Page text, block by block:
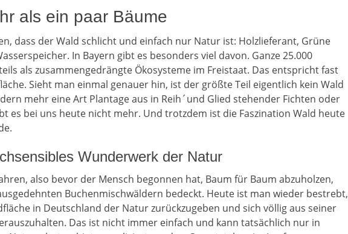
als ein paar Bäume
dass der Wald schlicht und einfach nur Natur ist: Holzlieferant, Grüne
In Bayern gibt es besonders viel davon. Ganze 25.000
als zusammengedrängte Ökosysteme im Freistaat. Das entspricht fast
Sieht man einmal genauer hin, ist der größte Teil eigentlich kein Wald
mehr eine Art Plantage aus in Reih´und Glied stehender Fichten oder
es bei uns heute nicht mehr. Und trotzdem ist die Faszination Wald heute
Wunderwerk der Natur
also bevor der Mensch begonnen hat, Baum für Baum abzuholzen,
Buchenmischwäldern bedeckt. Heute ist man wieder bestrebt,
in Deutschland der Natur zurückzugeben und sich völlig aus seiner
Das ist nicht immer einfach und kann tatsächlich nur in